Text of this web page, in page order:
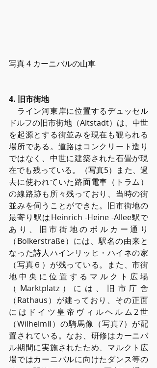
写真 4 カーニバルの⼭⾞
4. 旧市街地
ライン河東岸に位置するデュッセル
ドルフの旧市街地（Altstadt）は、中世
を起源とする街並みを現在も観られる
場所である。道路はコンクリート造り
ではなく、中世に建築された⽯畳が現
在でも残っている。（写真5）また、過
去に使われていた路⾯電⾞（トラム）
の線路跡も所々残っており、当時の街
並みを伺うことができた。旧市街地の
最寄り駅はHeinrich -Heine -Allee駅で
あり、旧市街地のボルカー通り
（Bolkerstraße）には、駅名の由来と
なった詩⼈ハインリッヒ・ハイネの家
（写真６）が残っている。また、市街
地中央に位置するマルクト広場
（Marktplatz）には、旧市庁舎
（Rathaus）が建っており、その正⾯
にはドイツ皇帝ヴィルヘルム2世
（WilhelmⅡ）の騎⾺像（写真7）が配
置されている。なお、研修はカーニバ
ル期間に実施されたため、マルクト広
場ではカーニバルに向けたダンス等の